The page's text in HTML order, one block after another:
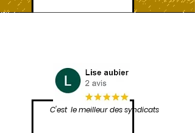
C'est le meilleur des syndicats